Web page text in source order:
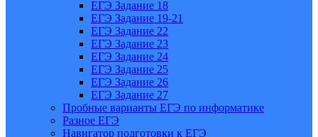
ЕГЭ Задание 18
ЕГЭ Задание 19-21
ЕГЭ Задание 22
ЕГЭ Задание 23
ЕГЭ Задание 24
ЕГЭ Задание 25
ЕГЭ Задание 26
ЕГЭ Задание 27
Пробные варианты ЕГЭ по информатике
Разное ЕГЭ
Навигатор подготовки к ЕГЭ